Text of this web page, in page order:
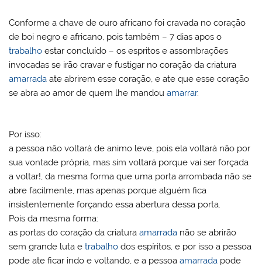
Conforme a chave de ouro africano foi cravada no coração
de boi negro e africano, pois também – 7 dias apos o
trabalho estar concluído – os espritos e assombrações
invocadas se irão cravar e fustigar no coração da criatura
amarrada ate abrirem esse coração, e ate que esse coração
se abra ao amor de quem lhe mandouamarrar.
Por isso:
a pessoa não voltará de animo leve, pois ela voltará não por
sua vontade própria, mas sim voltará porque vai ser forçada
a voltar!, da mesma forma que uma porta arrombada não se
abre facilmente, mas apenas porque alguém fica
insistentemente forçando essa abertura dessa porta.
Pois da mesma forma:
as portas do coração da criaturaamarrada não se abrirão
sem grande luta etrabalho dos espíritos, e por isso a pessoa
pode ate ficar indo e voltando, e a pessoaamarrada pode